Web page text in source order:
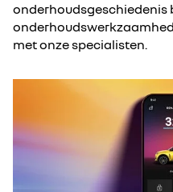
onderhoudsgeschiedenis
met onze specialisten.